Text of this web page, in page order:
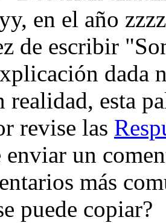
en el año
de escribir
dada
realidad, esta
revise las
enviar un
más
puede copiar?